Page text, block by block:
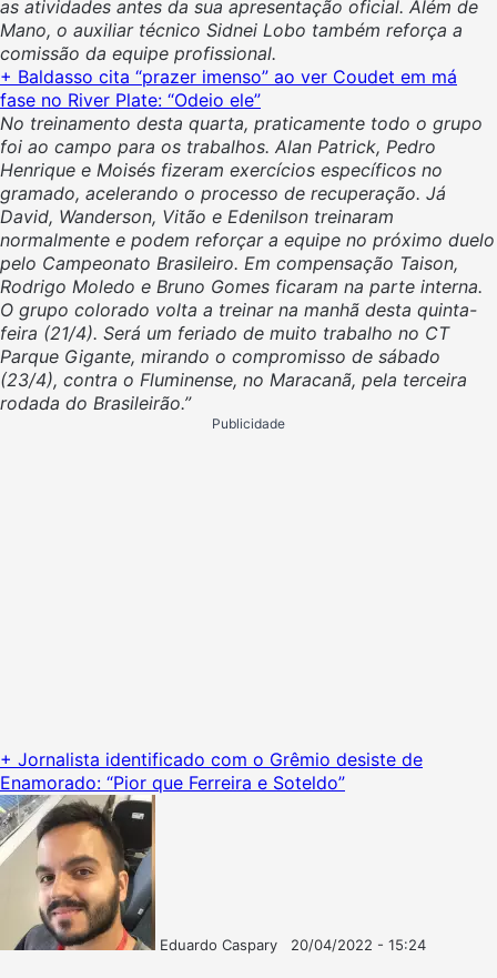
as atividades antes da sua apresentação oficial. Além de
Mano, o auxiliar técnico Sidnei Lobo também reforça a
comissão da equipe profissional.
+ Baldasso cita “prazer imenso” ao ver Coudet em má
fase no River Plate: “Odeio ele”
No treinamento desta quarta, praticamente todo o grupo
foi ao campo para os trabalhos. Alan Patrick, Pedro
Henrique e Moisés fizeram exercícios específicos no
gramado, acelerando o processo de recuperação. Já
David, Wanderson, Vitão e Edenilson treinaram
normalmente e podem reforçar a equipe no próximo duelo
pelo Campeonato Brasileiro. Em compensação Taison,
Rodrigo Moledo e Bruno Gomes ficaram na parte interna.
O grupo colorado volta a treinar na manhã desta quinta-
feira (21/4). Será um feriado de muito trabalho no CT
Parque Gigante, mirando o compromisso de sábado
(23/4), contra o Fluminense, no Maracanã, pela terceira
rodada do Brasileirão.”
Publicidade
+ Jornalista identificado com o Grêmio desiste de
Enamorado: “Pior que Ferreira e Soteldo”
Eduardo Caspary
20/04/2022 - 15:24